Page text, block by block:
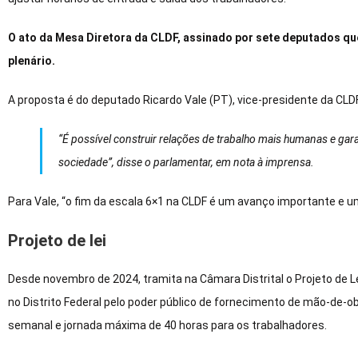
O ato da Mesa Diretora da CLDF, assinado por sete deputados
plenário.
A proposta é do deputado Ricardo Vale (PT), vice-presidente da
“É possível construir relações de trabalho mais humanas e
sociedade”, disse o parlamentar, em nota à imprensa.
Para Vale, “o fim da escala 6×1 na CLDF é um avanço importante
Projeto de lei
Desde novembro de 2024, tramita na Câmara Distrital o Projeto de
no Distrito Federal pelo poder público de fornecimento de mão-de-
semanal e jornada máxima de 40 horas para os trabalhadores.